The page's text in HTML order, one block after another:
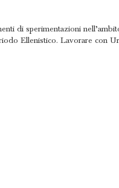
di sperimentazioni
Ellenistico. Lavorare con